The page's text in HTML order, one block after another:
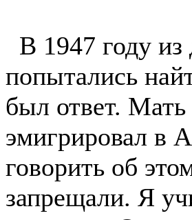
В 1947 году из
попытались
был ответ.
эмигрировал в
говорить об
запрещали. Я